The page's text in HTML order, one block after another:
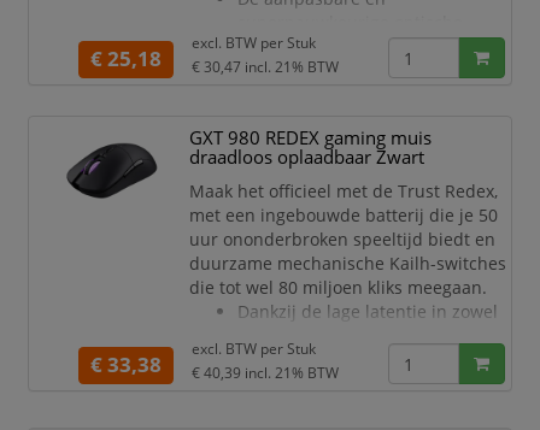
Draadloze LIGH
sensor kun je zelf instellen
tussen de 200 en 10.000 DPI. Zo
De stevige mechanische switches
van Kailh gaan tot wel 80 miljoen
kliks mee. Jouw relatie met de
Redex is dus voor de
€ 25,18
excl. BTW per Stuk
€ 30,47 incl. 21% BTW
GXT 980 REDEX gaming muis
draadloos oplaadbaar Zwart
Maak het officieel met de Trust Redex,
met een ingebouwde batterij die je 50
uur ononderbroken speeltijd biedt en
duurzame mechanische Kailh-switches
die tot wel 80 miljoen kliks meegaan.
Dankzij de lage latentie in zowel
dus je acties zijn even snel als je
reacties. Bovendien kun je met
€ 33,38
excl. BTW per Stuk
€ 40,39 incl. 21% BTW